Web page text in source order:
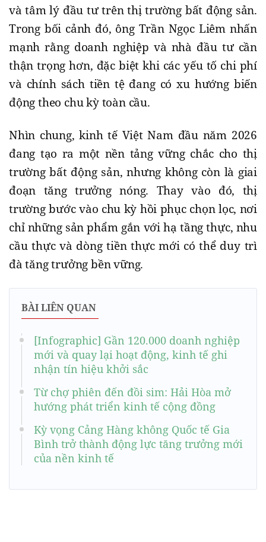
và tâm lý đầu tư trên thị trường bất động sản.
Trong bối cảnh đó, ông Trần Ngọc Liêm nhấn
mạnh rằng doanh nghiệp và nhà đầu tư cần
thận trọng hơn, đặc biệt khi các yếu tố chi phí
và chính sách tiền tệ đang có xu hướng biến
động theo chu kỳ toàn cầu.
Nhìn chung, kinh tế Việt Nam đầu năm 2026
đang tạo ra một nền tảng vững chắc cho thị
trường bất động sản, nhưng không còn là giai
đoạn tăng trưởng nóng. Thay vào đó, thị
trường bước vào chu kỳ hồi phục chọn lọc, nơi
chỉ những sản phẩm gắn với hạ tầng thực, nhu
cầu thực và dòng tiền thực mới có thể duy trì
đà tăng trưởng bền vững.
BÀI LIÊN QUAN
[Infographic] Gần 120.000 doanh nghiệp
mới và quay lại hoạt động, kinh tế ghi
nhận tín hiệu khởi sắc
Từ chợ phiên đến đồi sim: Hải Hòa mở
hướng phát triển kinh tế cộng đồng
Kỳ vọng Cảng Hàng không Quốc tế Gia
Bình trở thành động lực tăng trưởng mới
của nền kinh tế